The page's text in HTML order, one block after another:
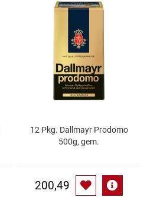
12 Pkg. Dallmayr Prodomo
500g, gem.
200,49